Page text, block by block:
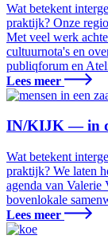
Wat betekent
praktijk? Onze
Met veel werk
cultuurnota's en
publiqforum en
Lees meer
IN/KIJK — in
Wat betekent
praktijk? We laten
agenda van Valerie
bovenlokale
Lees meer